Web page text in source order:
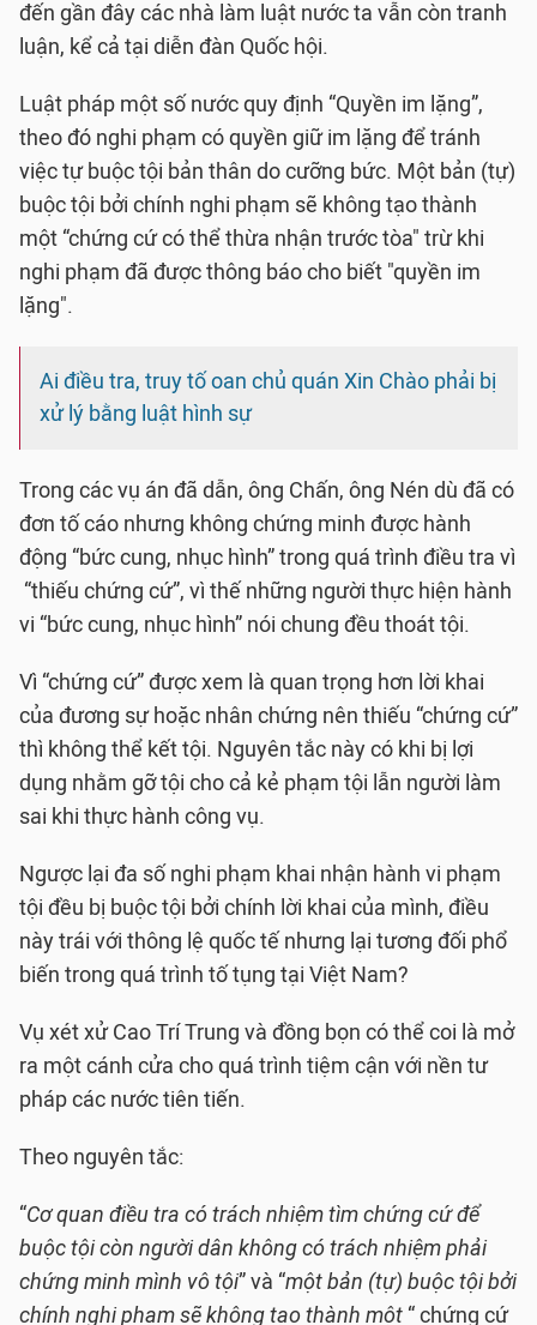
đến gần đây các nhà làm luật nước ta vẫn còn tranh
luận, kể cả tại diễn đàn Quốc hội.
Luật pháp một số nước quy định “Quyền im lặng”,
theo đó nghi phạm có quyền giữ im lặng để tránh
việc tự buộc tội bản thân do cưỡng bức. Một bản (tự)
buộc tội bởi chính nghi phạm sẽ không tạo thành
một “chứng cứ có thể thừa nhận trước tòa" trừ khi
nghi phạm đã được thông báo cho biết "quyền im
lặng".
Ai điều tra, truy tố oan chủ quán Xin Chào phải bị
xử lý bằng luật hình sự
Trong các vụ án đã dẫn, ông Chấn, ông Nén dù đã có
đơn tố cáo nhưng không chứng minh được hành
động “bức cung, nhục hình” trong quá trình điều tra vì
“thiếu chứng cứ”, vì thế những người thực hiện hành
vi “bức cung, nhục hình” nói chung đều thoát tội.
Vì “chứng cứ” được xem là quan trọng hơn lời khai
của đương sự hoặc nhân chứng nên thiếu “chứng cứ”
thì không thể kết tội. Nguyên tắc này có khi bị lợi
dụng nhằm gỡ tội cho cả kẻ phạm tội lẫn người làm
sai khi thực hành công vụ.
Ngược lại đa số nghi phạm khai nhận hành vi phạm
tội đều bị buộc tội bởi chính lời khai của mình, điều
này trái với thông lệ quốc tế nhưng lại tương đối phổ
biến trong quá trình tố tụng tại Việt Nam?
Vụ xét xử Cao Trí Trung và đồng bọn có thể coi là mở
ra một cánh cửa cho quá trình tiệm cận với nền tư
pháp các nước tiên tiến.
Theo nguyên tắc:
“Cơ quan điều tra có trách nhiệm tìm chứng cứ để
buộc tội còn người dân không có trách nhiệm phải
chứng minh mình vô tội” và “một bản (tự) buộc tội bởi
chính nghi phạm sẽ không tạo thành một “ chứng cứ